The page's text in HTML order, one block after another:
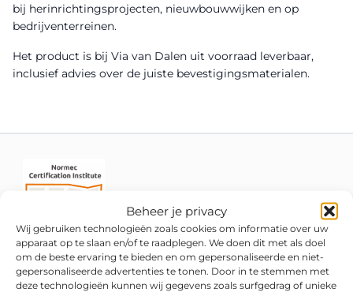
Beheer je privacy
Wij gebruiken technologieën zoals cookies om informatie over uw
apparaat op te slaan en/of te raadplegen. We doen dit met als doel
om de beste ervaring te bieden en om gepersonaliseerde en niet-
gepersonaliseerde advertenties te tonen. Door in te stemmen met
deze technologieën kunnen wij gegevens zoals surfgedrag of unieke
bij herinrichtingsprojecten, nieuwbouwwijken en op
bedrijventerreinen.
Het product is bij Via van Dalen uit voorraad leverbaar,
inclusief advies over de juiste bevestigingsmaterialen.